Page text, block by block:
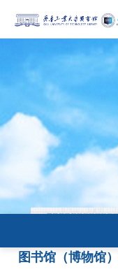
图书馆（博物馆